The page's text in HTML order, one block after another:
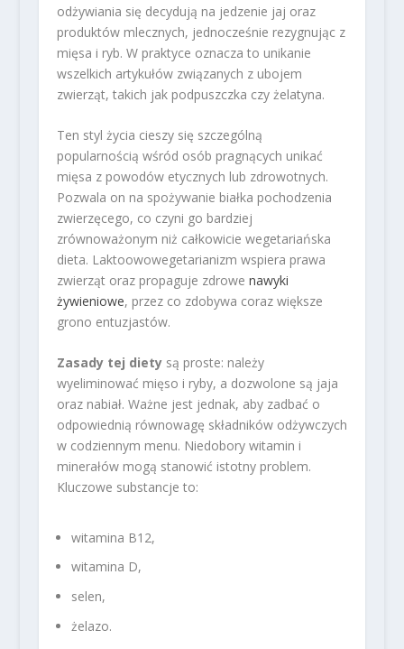
odżywiania się decydują na jedzenie jaj oraz
produktów mlecznych, jednocześnie rezygnując z
mięsa i ryb. W praktyce oznacza to unikanie
wszelkich artykułów związanych z ubojem
zwierząt, takich jak podpuszczka czy żelatyna.
Ten styl życia cieszy się szczególną
popularnością wśród osób pragnących unikać
mięsa z powodów etycznych lub zdrowotnych.
Pozwala on na spożywanie białka pochodzenia
zwierzęcego, co czyni go bardziej
zrównoważonym niż całkowicie wegetariańska
dieta. Laktoowowegetarianizm wspiera prawa
zwierząt oraz propaguje zdrowe nawyki
żywieniowe, przez co zdobywa coraz większe
grono entuzjastów.
Zasady tej dietysą proste: należy
wyeliminować mięso i ryby, a dozwolone są jaja
oraz nabiał. Ważne jest jednak, aby zadbać o
odpowiednią równowagę składników odżywczych
w codziennym menu. Niedobory witamin i
minerałów mogą stanowić istotny problem.
Kluczowe substancje to:
witamina B12,
witamina D,
selen,
żelazo.